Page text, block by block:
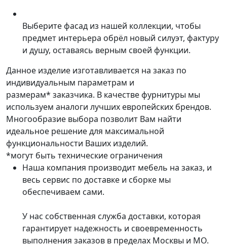
Выберите фасад из нашей коллекции, чтобы
предмет интерьера обрёл новый силуэт, фактуру
и душу, оставаясь верным своей функции.
Данное изделие изготавливается на заказ по
индивидуальным параметрам и
размерам* заказчика. В качестве фурнитуры мы
используем аналоги лучших европейских брендов.
Многообразие выбора позволит Вам найти
идеальное решение для максимальной
функциональности Ваших изделий.
*могут быть технические ограничения
Наша компания производит мебель на заказ, и
весь сервис по доставке и сборке мы
обеспечиваем сами.
У нас собственная служба доставки, которая
гарантирует надежность и своевременность
выполнения заказов в пределах Москвы и МО.